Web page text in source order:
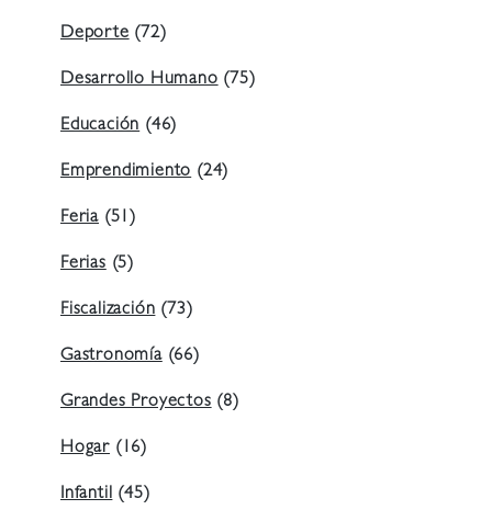
Deporte (72)
Desarrollo Humano (75)
Educación (46)
Emprendimiento (24)
Feria (51)
Ferias (5)
Fiscalización (73)
Gastronomía(66)
Grandes Proyectos (8)
Hogar (16)
Infantil (45)